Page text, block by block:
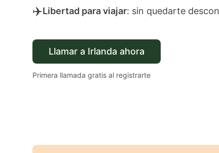
✈️Libertad para viajar: sin quedarte
Llamar a Irlanda ahora
Primera llamada gratis al registrarte